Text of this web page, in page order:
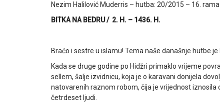
Nezim Halilović Muderris – hutba: 20/2015 – 16.
BITKA NA BEDRU / 2. H. – 1436. H.
Braćo i sestre u islamu! Tema naše današnje hutbe je
Kada se druge godine po Hidžri primaklo vrijeme
sellem, šalje izvidnicu, koja je o karavani donijela
natovarenih raznom robom, čija je vrijednost
četrdeset ljudi.